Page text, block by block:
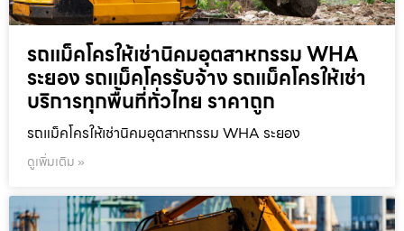
รถแม็คโครให้เช่านิคมอุตสาหกรรม WHA
ระยอง รถแม็คโครรับจ้าง รถแม็คโครให้เช่า
บริการทุกพื้นที่ทั่วไทย ราคาถูก
รถแม็คโครให้เช่านิคมอุตสาหกรรม WHA ระยอง
ดูเพิ่มเติม »